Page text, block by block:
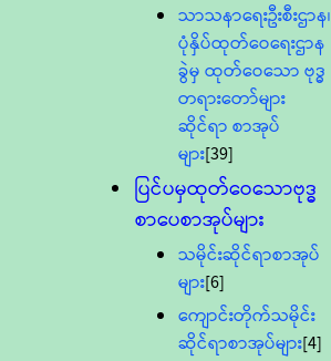
သာသနာရေးဦးစီးဌာန၊
ပုံနှိပ်ထုတ်ဝေရေးဌာန
ခွဲမှ ထုတ်ဝေသော ဗုဒ္ဓ
တရားတော်များ
ဆိုင်ရာ စာအုပ်
များ[39]
ပြင်ပမှထုတ်ဝေသောဗုဒ္ဓ
စာပေစာအုပ်များ
သမိုင်းဆိုင်ရာစာအုပ်
များ[6]
ကျောင်းတိုက်သမိုင်း
ဆိုင်ရာစာအုပ်များ[4]